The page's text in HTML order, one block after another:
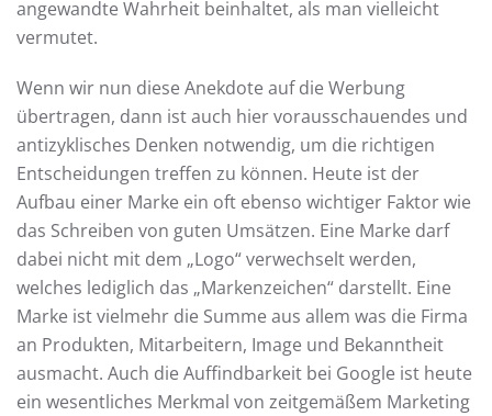
angewandte Wahrheit beinhaltet, als man vielleicht
vermutet.
Wenn wir nun diese Anekdote auf die Werbung
übertragen, dann ist auch hier vorausschauendes und
antizyklisches Denken notwendig, um die richtigen
Entscheidungen treffen zu können. Heute ist der
Aufbau einer Marke ein oft ebenso wichtiger Faktor wie
das Schreiben von guten Umsätzen. Eine Marke darf
dabei nicht mit dem „Logo“ verwechselt werden,
welches lediglich das „Markenzeichen“ darstellt. Eine
Marke ist vielmehr die Summe aus allem was die Firma
an Produkten, Mitarbeitern, Image und Bekanntheit
ausmacht. Auch die Auffindbarkeit bei Google ist heute
ein wesentliches Merkmal von zeitgemäßem Marketing